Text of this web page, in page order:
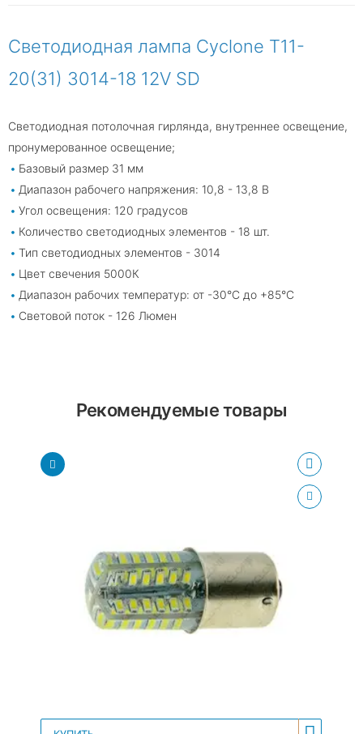
Светодиодная лампа Cyclone T11-
20(31) 3014-18 12V SD
Светодиодная потолочная гирлянда, внутреннее освещение,
пронумерованное освещение;
Базовый размер 31 мм
Диапазон рабочего напряжения: 10,8 - 13,8 В
Угол освещения: 120 градусов
Количество светодиодных элементов - 18 шт.
Тип светодиодных элементов - 3014
Цвет свечения 5000К
Диапазон рабочих температур: от -30°С до +85°С
Световой поток - 126 Люмен
Рекомендуемые товары